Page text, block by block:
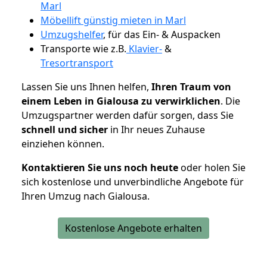
Marl
Möbellift günstig mieten in Marl
Umzugshelfer, für das Ein- & Auspacken
Transporte wie z.B. Klavier-&
Tresortransport
Lassen Sie uns Ihnen helfen, Ihren Traum von
einem Leben in Gialousa zu verwirklichen. Die
Umzugspartner werden dafür sorgen, dass Sie
schnell und sicher in Ihr neues Zuhause
einziehen können.
Kontaktieren Sie uns noch heuteoder holen Sie
sich kostenlose und unverbindliche Angebote für
Ihren Umzug nach Gialousa.
Kostenlose Angebote erhalten